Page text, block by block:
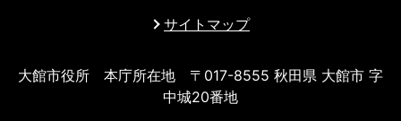
サイトマップ
大館市役所 本庁所在地 〒017-8555 秋田県 大館市 字
中城20番地